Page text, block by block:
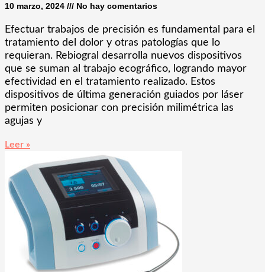
10 marzo, 2024 No hay comentarios
Efectuar trabajos de precisión es fundamental para el
tratamiento del dolor y otras patologías que lo
requieran. Rebiogral desarrolla nuevos dispositivos
que se suman al trabajo ecográfico, logrando mayor
efectividad en el tratamiento realizado. Estos
dispositivos de última generación guiados por láser
permiten posicionar con precisión milimétrica las
agujas y
Leer »